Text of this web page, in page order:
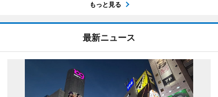
もっと見る
最新ニュース